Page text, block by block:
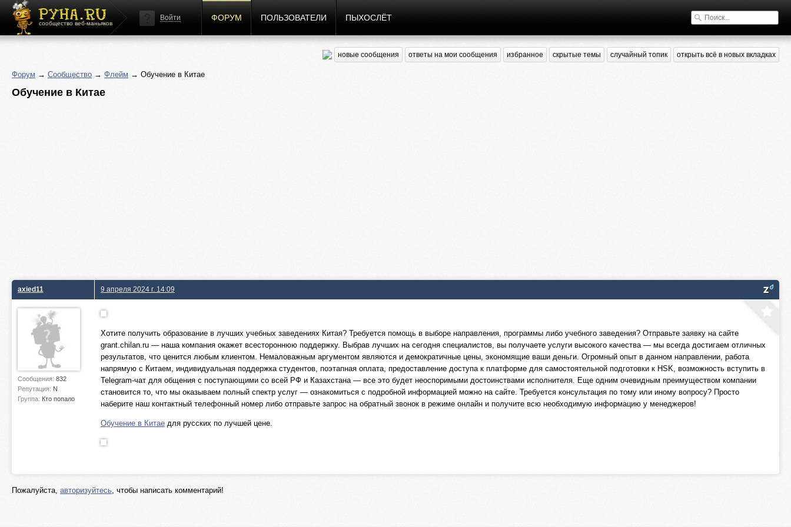
сообщество веб-маньяков
Войти ФОРУМ ПОЛЬЗОВАТЕЛИ ПЫХОСЛЁТ
новые сообщения ответы на мои сообщения избранное скрытые темы случайный топик открыть всё в новых вкладках
Форум → Сообщество → Флейм → Обучение в Китае
Обучение в Китае
axied11
Сообщения: 832
Репутация: N
Группа: Кто попало
9 апреля 2024 г. 14:09
Хотите получить образование в лучших учебных заведениях Китая? Требуется помощь в выборе направления, программы либо учебного заведения? Отправьте заявку на сайте
grant.chilan.ru — наша компания окажет всестороннюю поддержку. Выбрав лучших на сегодня специалистов, вы получаете услуги высокого качества — мы всегда достигаем отличных
результатов, что ценится любым клиентом. Немаловажным аргументом являются и демократичные цены, экономящие ваши деньги. Огромный опыт в данном направлении, работа
напрямую с Китаем, индивидуальная поддержка студентов, поэтапная оплата, предоставление доступа к платформе для самостоятельной подготовки к HSK, возможность вступить в
Telegram-чат для общения с поступающими со всей РФ и Казахстана — все это будет неоспоримыми достоинствами исполнителя. Еще одним очевидным преимуществом компании
становится то, что мы оказываем полный спектр услуг — ознакомиться с подробной информацией можно на сайте. Требуется консультация по тому или иному вопросу? Просто
наберите наш контактный телефонный номер либо отправьте запрос на обратный звонок в режиме онлайн и получите всю необходимую информацию у менеджеров!
Обучение в Китае для русских по лучшей цене.
Пожалуйста, авторизуйтесь, чтобы написать комментарий!